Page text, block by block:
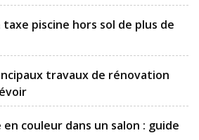
piscine hors sol de plus de
travaux de rénovation
couleur dans un salon : guide